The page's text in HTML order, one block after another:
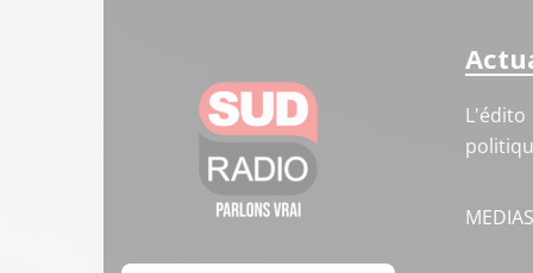
L'édito
MEDIAS